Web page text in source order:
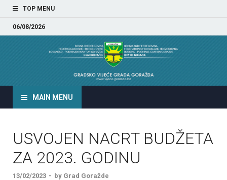
TOP MENU
06/08/2026
GRADSKO VIJEĆE GRADA
MAIN MENU
USVOJEN NACRT BUDŽETA
ZA 2023. GODINU
13/02/2023 - by Grad Goražde